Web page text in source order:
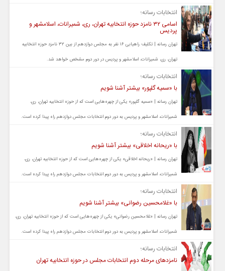
انتخابات رسانه؛
اسامی ۳۲ نامزد حوزه انتخابیه تهران، ری، شمیرانات، اسلامشهر و
پردیس
تهران رسانه | تکلیف راهیابی ۱۶ نفر به مجلس دوازدهم از بین ۳۲ نامزد حوزه انتخابیه
تهران، ری، شمیرانات، اسلامشهر و پردیس در دور دوم مشخص خواهد شد.
انتخابات رسانه؛
با «سمیه گلپور» بیشتر آشنا شویم
تهران رسانه | «سمیه گلپور» یکی از چهره‌هایی است که از حوزه انتخابیه تهران، ری،
شمیرانات، اسلامشهر و پردیس به دور دوم انتخابات مجلس دوازدهم راه پیدا کرده است.
انتخابات رسانه؛
با «ریحانه اخلاقی» بیشتر آشنا شویم
تهران رسانه | «ریحانه اخلاقی» یکی از چهره‌هایی است که از حوزه انتخابیه تهران، ری،
شمیرانات، اسلامشهر و پردیس به دور دوم انتخابات مجلس دوازدهم راه پیدا کرده است.
انتخابات رسانه؛
با «غلامحسین رضوانی» بیشتر آشنا شویم
تهران رسانه | «غلامحسین رضوانی» یکی از چهره‌هایی است که از حوزه انتخابیه تهران، ری،
شمیرانات، اسلامشهر و پردیس به دور دوم انتخابات مجلس دوازدهم راه پیدا کرده است.
انتخابات رسانه؛
نامزدهای مرحله دوم انتخابات مجلس در حوزه انتخابیه تهران